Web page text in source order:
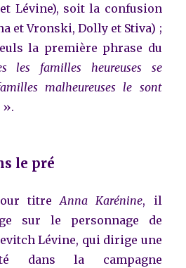
Lévine), soit la confusion
et Vronski, Dolly et Stiva) ;
la première phrase du
les familles heureuses se
malheureuses le sont
».
le pré
titreAnna Karénine, il
sur le personnage de
Lévine, qui dirige une
dans la campagne